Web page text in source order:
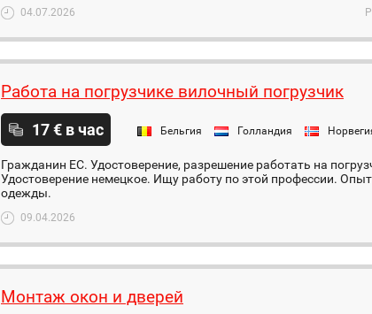
04.07.2026
Работа на погрузчике вилочный погрузчик
17 € в час Бельгия Голландия
Гражданин ЕС. Удостоверение, разрешение работать на
Удостоверение немецкое. Ищу работу по этой профессии.
одежды.
09.04.2026
Монтаж окон и дверей